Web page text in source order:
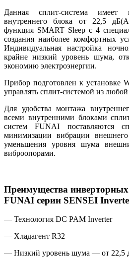
Данная сплит-система
внутреннего блока от 22,5
функция SMART Sleep с 4
создания наиболее комфортных
Индивидуальная настройка
крайне низкий уровень шума,
экономию электроэнергии.
Прибор подготовлен к установке
управлять сплит-системой из
Для удобства монтажа
всеми внутренними блоками
систем FUNAI поставляются
минимизации вибрации
уменьшения уровня шума
виброопорами.
Преимущества инверторных
FUNAI серии SENSEI
— Технология DС PAM Inverter
— Хладагент R32
— Низкий уровень шума — от 22,5